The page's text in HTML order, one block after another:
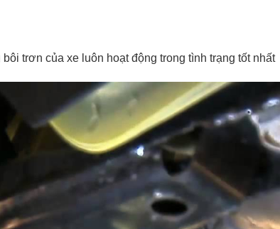
trơn của xe luôn hoạt động trong tình trạng tốt nhất